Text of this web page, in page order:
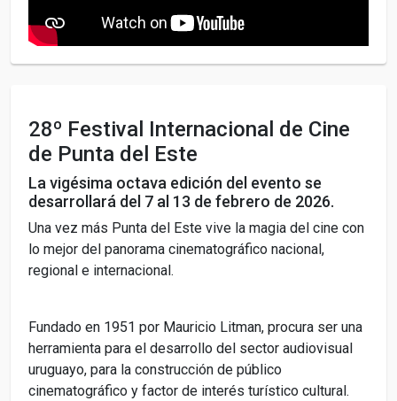
28º Festival Internacional de Cine
de Punta del Este
La vigésima octava edición del evento se
desarrollará del 7 al 13 de febrero de 2026.
Una vez más Punta del Este vive la magia del cine con
lo mejor del panorama cinematográfico nacional,
regional e internacional.
Fundado en 1951 por Mauricio Litman, procura ser una
herramienta para el desarrollo del sector audiovisual
uruguayo, para la construcción de público
cinematográfico y factor de interés turístico cultural.